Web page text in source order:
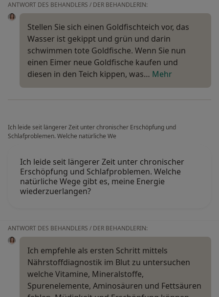
ANTWORT DES BEHANDLERS / DER BEHANDLERIN:
Stellen Sie sich einen Goldfischteich vor, das
Wasser ist gekippt und grün und darin
schwimmen tote Goldfische. Wenn Sie nun
einen Eimer neue Goldfische kaufen und
diesen in den Teich kippen, was… Mehr
Ich leide seit längerer Zeit unter chronischer Erschöpfung und
Schlafproblemen. Welche natürliche We
Ich leide seit längerer Zeit unter chronischer
Erschöpfung und Schlafproblemen. Welche
natürliche Wege gibt es, meine Energie
wiederzuerlangen?
ANTWORT DES BEHANDLERS / DER BEHANDLERIN:
Ich empfehle als ersten Schritt mittels
Nährstoffdiagnostik im Blut zu untersuchen
welche Vitamine, Mineralstoffe,
Spurenelemente, Aminosäuren und Fettsäuren